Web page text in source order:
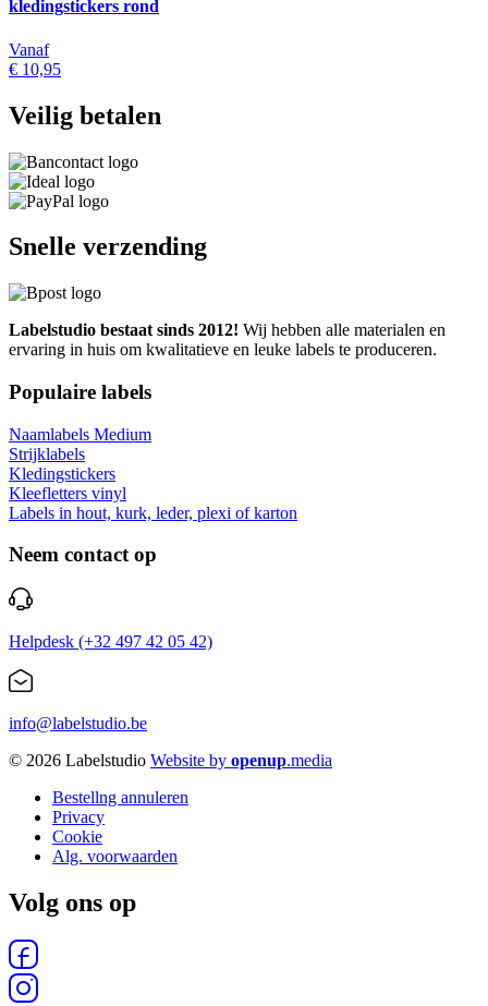
kledingstickers rond
Vanaf
€ 10,95
Veilig betalen
Snelle verzending
Labelstudio bestaat sinds 2012! Wij hebben alle materialen en
ervaring in huis om kwalitatieve en leuke labels te produceren.
Populaire labels
Naamlabels Medium
Strijklabels
Kledingstickers
Kleefletters vinyl
Labels in hout, kurk, leder, plexi of karton
Neem contact op
Helpdesk (+32 497 42 05 42)
info@labelstudio.be
© 2026 Labelstudio Website by openup.media
Footer
Bestellng annuleren
Privacy
Cookie
Alg. voorwaarden
Volg ons op